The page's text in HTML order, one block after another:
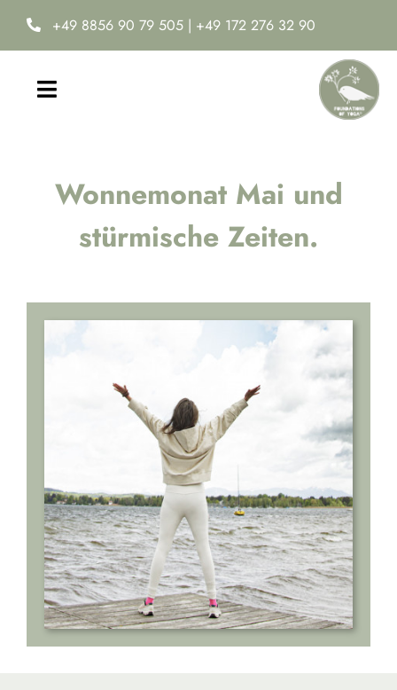
Inhalt
+49 8856 90 79 505| +49 172 276 32 90
Toggle
Yoga-Ausbildung
Online Yoga Academy
Neuro-Ease®
FAQ
Newsblog
Kontakt
Wonnemonat Mai und
stürmische Zeiten.